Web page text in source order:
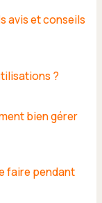
avis et conseils
?
bien gérer
faire pendant